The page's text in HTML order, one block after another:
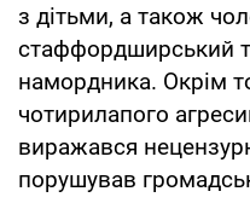
з дітьми, а також
стаффордширський
намордника. Окрім
чотирилапого
виражався
порушував